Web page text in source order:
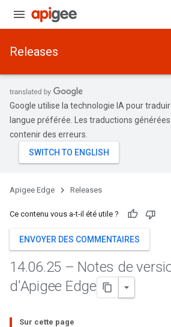
Releases
Google utilise la technologie IA pour
langue préférée. Les traductions
contenir des erreurs.
Apigee Edge Releases
Ce contenu vous a-t-il été utile ?
ENVOYER DES COMMENTAIRES
14.06.25 – Notes de
d'Apigee Edge
Sur cette page